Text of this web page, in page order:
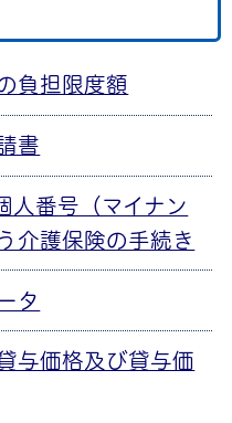
負担限度額
書
人番号（マイナン
介護保険の手続き
タ
与価格及び貸与価